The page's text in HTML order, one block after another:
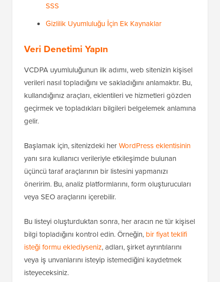
SSS
Gizlilik Uyumluluğu İçin Ek Kaynaklar
Veri Denetimi Yapın
VCDPA uyumluluğunun ilk adımı, web sitenizin kişisel
verileri nasıl topladığını ve sakladığını anlamaktır. Bu,
kullandığınız araçları, eklentileri ve hizmetleri gözden
geçirmek ve topladıkları bilgileri belgelemek anlamına
gelir.
Başlamak için, sitenizdeki herWordPress eklentisinin
yanı sıra kullanıcı verileriyle etkileşimde bulunan
üçüncü taraf araçlarının bir listesini yapmanızı
öneririm. Bu, analiz platformlarını, form oluşturucuları
veya SEO araçlarını içerebilir.
Bu listeyi oluşturduktan sonra, her aracın ne tür kişisel
bilgi topladığını kontrol edin. Örneğin, bir fiyat teklifi
isteği formu eklediyseniz, adları, şirket ayrıntılarını
veya iş unvanlarını isteyip istemediğini kaydetmek
isteyeceksiniz.